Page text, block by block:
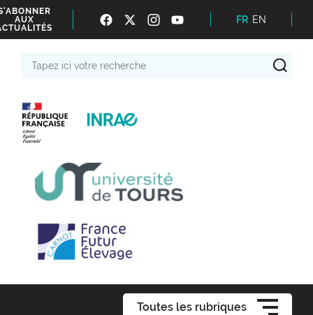
AUX
FR EN
Toutes les rubriques